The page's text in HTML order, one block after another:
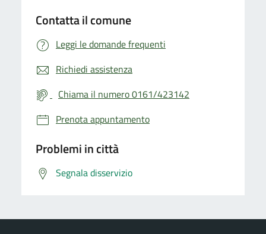
Contatta il comune
Leggi le domande frequenti
Richiedi assistenza
Chiama il numero 0161/423142
Prenota appuntamento
Problemi in città
Segnala disservizio